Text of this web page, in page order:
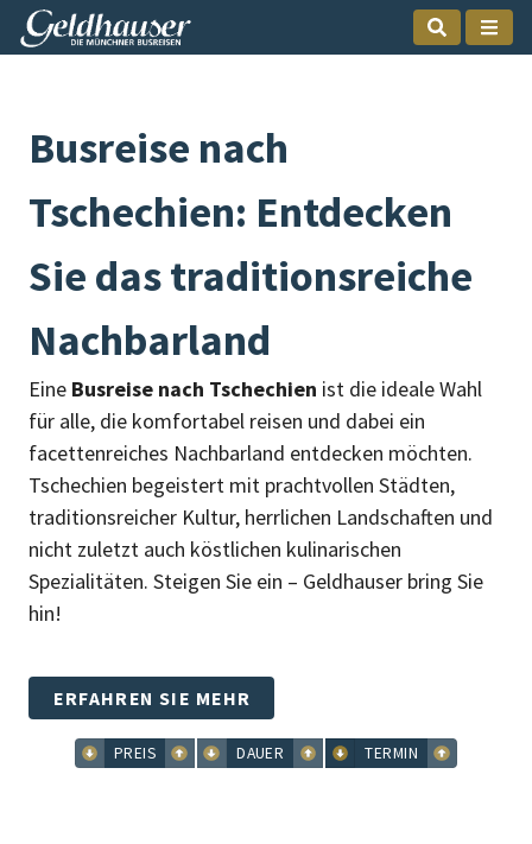
Busreise nach
Tschechien: Entdecken
Sie das traditionsreiche
Nachbarland
Eine Busreise nach Tschechien ist die ideale Wahl
für alle, die komfortabel reisen und dabei ein
facettenreiches Nachbarland entdecken möchten.
Tschechien begeistert mit prachtvollen Städten,
traditionsreicher Kultur, herrlichen Landschaften und
nicht zuletzt auch köstlichen kulinarischen
Spezialitäten. Steigen Sie ein – Geldhauser bring Sie
hin!
ERFAHREN SIE MEHR
PREIS DAUER TERMIN